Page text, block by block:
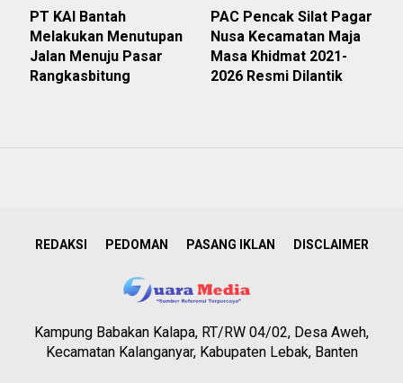
PT KAI Bantah
Melakukan Menutupan
Jalan Menuju Pasar
Rangkasbitung
PAC Pencak Silat Pagar
Nusa Kecamatan Maja
Masa Khidmat 2021-
2026 Resmi Dilantik
REDAKSI PEDOMAN PASANG IKLAN DISCLAIMER
Kampung Babakan Kalapa, RT/RW 04/02, Desa Aweh,
Kecamatan Kalanganyar, Kabupaten Lebak, Banten